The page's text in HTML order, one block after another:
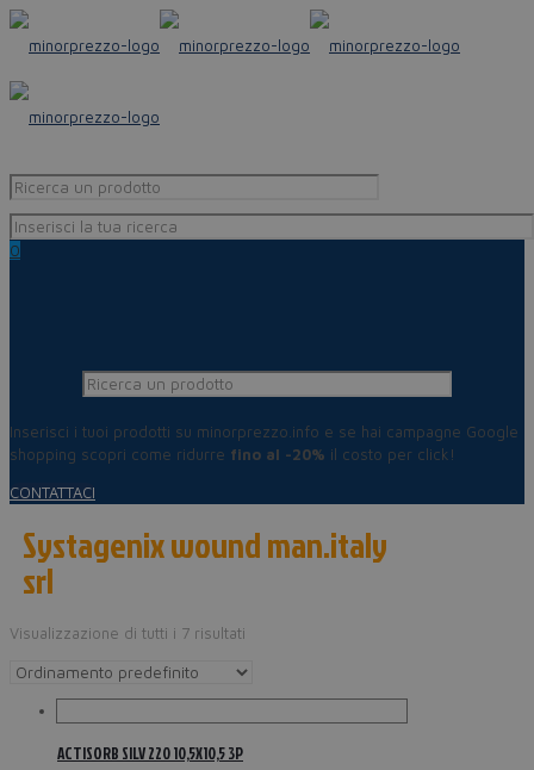
0
Inserisci i tuoi prodotti su minorprezzo.info e se hai campagne Google
shopping scopri come ridurre fino al -20% il costo per click!
CONTATTACI
Systagenix wound man.italy
srl
Visualizzazione di tutti i 7 risultati
ACTISORB SILV 220 10,5X10,5 3P